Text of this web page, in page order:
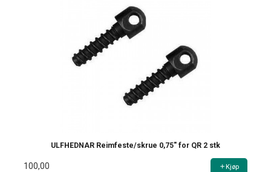
ULFHEDNAR Reimfeste/skrue 0,75" for QR 2 stk
100,00 Kjøp